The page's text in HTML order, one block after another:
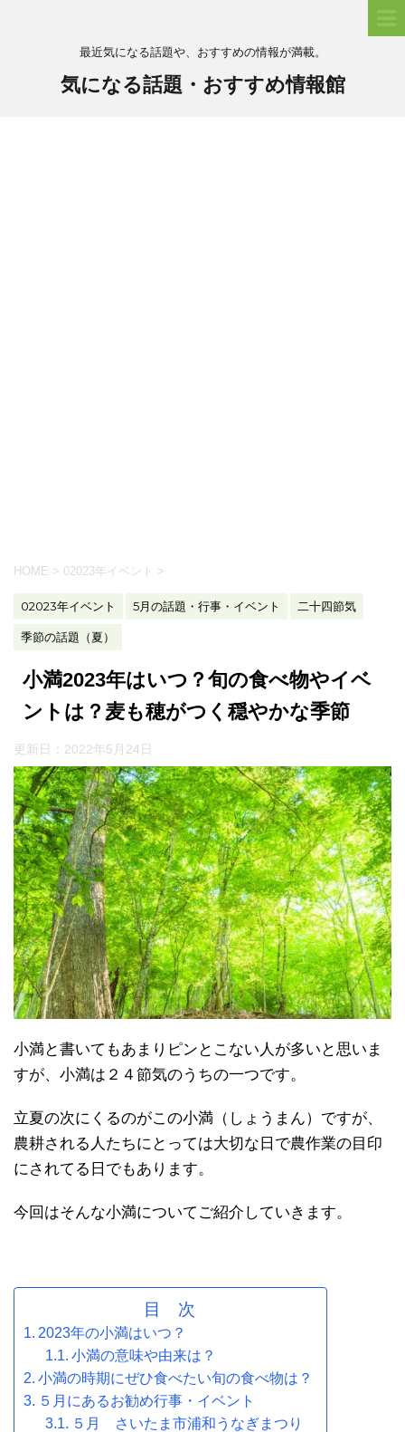
最近気になる話題や、おすすめの情報が満載。
気になる話題・おすすめ情報館
HOME > 02023年イベント >
02023年イベント 5月の話題・行事・イベント 二十四節気
季節の話題（夏）
小満2023年はいつ？旬の食べ物やイベ
ントは？麦も穂がつく穏やかな季節
更新日： 2022年5月24日
小満と書いてもあまりピンとこない人が多いと思いま
すが、小満は２４節気のうちの一つです。
立夏の次にくるのがこの小満（しょうまん）ですが、
農耕される人たちにとっては大切な日で農作業の目印
にされてる日でもあります。
今回はそんな小満についてご紹介していきます。
目 次
2023年の小満はいつ？
小満の意味や由来は？
小満の時期にぜひ食べたい旬の食べ物は？
５月にあるお勧め行事・イベント
５月 さいたま市浦和うなぎまつり